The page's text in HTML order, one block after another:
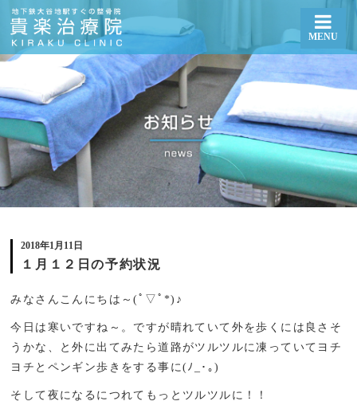
１月１２日の予約状況 | 札幌厚別区大谷地で整体・骨盤矯正なら貴楽治療院
MENU
2018年1月11日
１月１２日の予約状況
みなさんこんにちは～(ﾟ▽ﾟ*)♪
今日は寒いですね～。ですが晴れていて外を歩くには良さそ
うかな、と外に出てみたら道路がツルツルに凍っていてヨチ
ヨチとペンギン歩きをする事に(ﾉ_･｡)
そして夜になるにつれてもっとツルツルに！！